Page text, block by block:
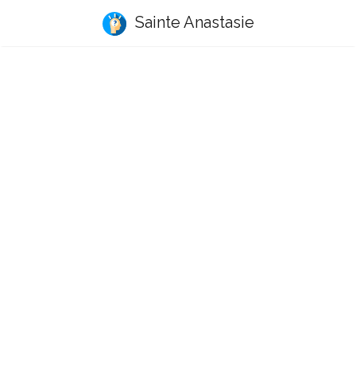
Sainte Anastasie